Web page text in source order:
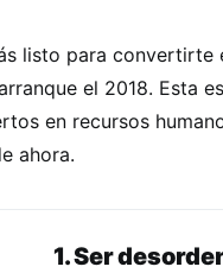
listo para convertirte
el 2018. Esta
en recursos
ahora.
1. Ser